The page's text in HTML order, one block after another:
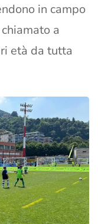
in campo
a
età da tutta